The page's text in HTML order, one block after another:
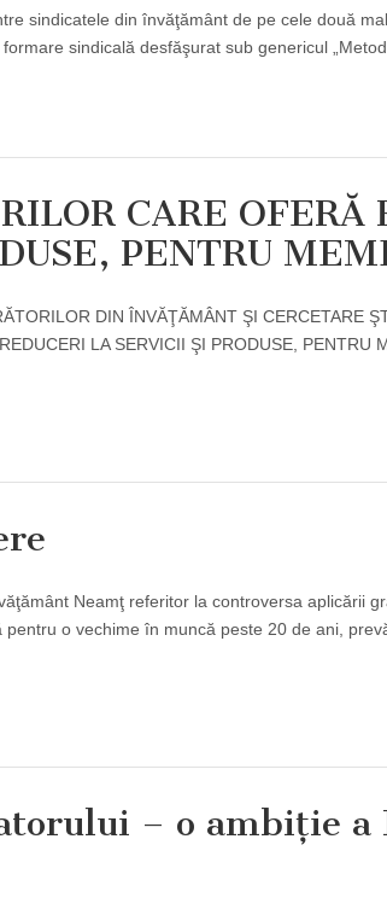
sindicatele din învăţământ de pe cele două
sindicală desfăşurat sub genericul
CARE OFERĂ
PENTRU
DIN ÎNVĂŢĂMÂNT ŞI CERCETARE
LA SERVICII ŞI PRODUSE,
Neamţ referitor la controversa aplicării
o vechime în muncă peste 20 de ani,
– o ambiţie